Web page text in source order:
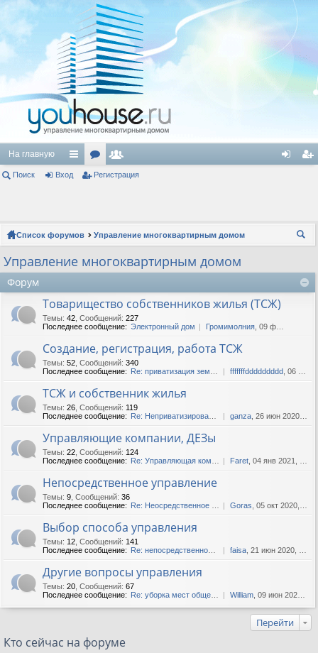
На главную
с
и
ор ол
ат
ел
ац
Поиск Вход Регистрация
Список форумов
Управление многоквартирным домом
Управление многоквартирным домом
Форум
Товарищество собственников жилья (ТСЖ)
Темы: 42 Сообщений: 227
Последнее сообщение: Электронный дом Громимолния , 09 фев 2018, 11:43
Создание, регистрация, работа ТСЖ
Темы: 52 Сообщений: 340
Последнее сообщение: Re: приватизация земли ТСЖ fffffffddddddddd , 06 июл 2019, 16:07
ТСЖ и собственник жилья
Темы: 26 Сообщений: 119
Последнее сообщение: Re: Неприватизированные ква... ganza , 26 июн 2020, 13:29
Управляющие компании, ДЕЗы
Темы: 22 Сообщений: 124
Последнее сообщение: Re: Управляющая компания не... Faret , 04 янв 2021, 14:10
Непосредственное управление
Темы: 9 Сообщений: 36
Последнее сообщение: Re: Неосредственное управле... Goras , 05 окт 2020, 20:43
Выбор способа управления
Темы: 12 Сообщений: 141
Последнее сообщение: Re: непосредственное управл... faisa , 21 июн 2020, 04:38
Другие вопросы управления
Темы: 20 Сообщений: 67
Последнее сообщение: Re: уборка мест общего поль... William , 09 июн 2020, 14:04
Перейти
Кто сейчас на форуме